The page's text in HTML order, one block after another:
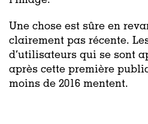
Une chose est sûre en
clairement pas récente.
d’utilisateurs qui se sont
après cette première
moins de 2016 mentent.